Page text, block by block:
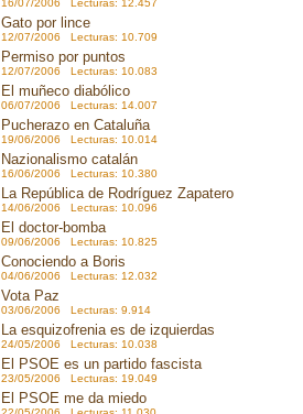
16/07/2006 Lecturas: 12.457
Gato por lince
12/07/2006 Lecturas: 10.709
Permiso por puntos
12/07/2006 Lecturas: 10.083
El muñeco diabólico
06/07/2006 Lecturas: 14.007
Pucherazo en Cataluña
19/06/2006 Lecturas: 10.014
Nazionalismo catalán
16/06/2006 Lecturas: 10.380
La República de Rodríguez Zapatero
14/06/2006 Lecturas: 10.096
El doctor-bomba
09/06/2006 Lecturas: 10.825
Conociendo a Boris
04/06/2006 Lecturas: 12.032
Vota Paz
03/06/2006 Lecturas: 9.914
La esquizofrenia es de izquierdas
24/05/2006 Lecturas: 10.038
El PSOE es un partido fascista
23/05/2006 Lecturas: 19.049
El PSOE me da miedo